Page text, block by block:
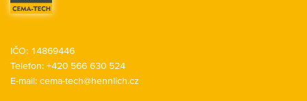
IČO: 14869446
Telefon: +420 566 630 524
E-mail: cema-tech@hennlich.cz